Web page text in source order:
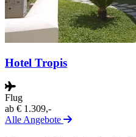
Hotel Tropis
Flug
ab € 1.309,-
Alle Angebote